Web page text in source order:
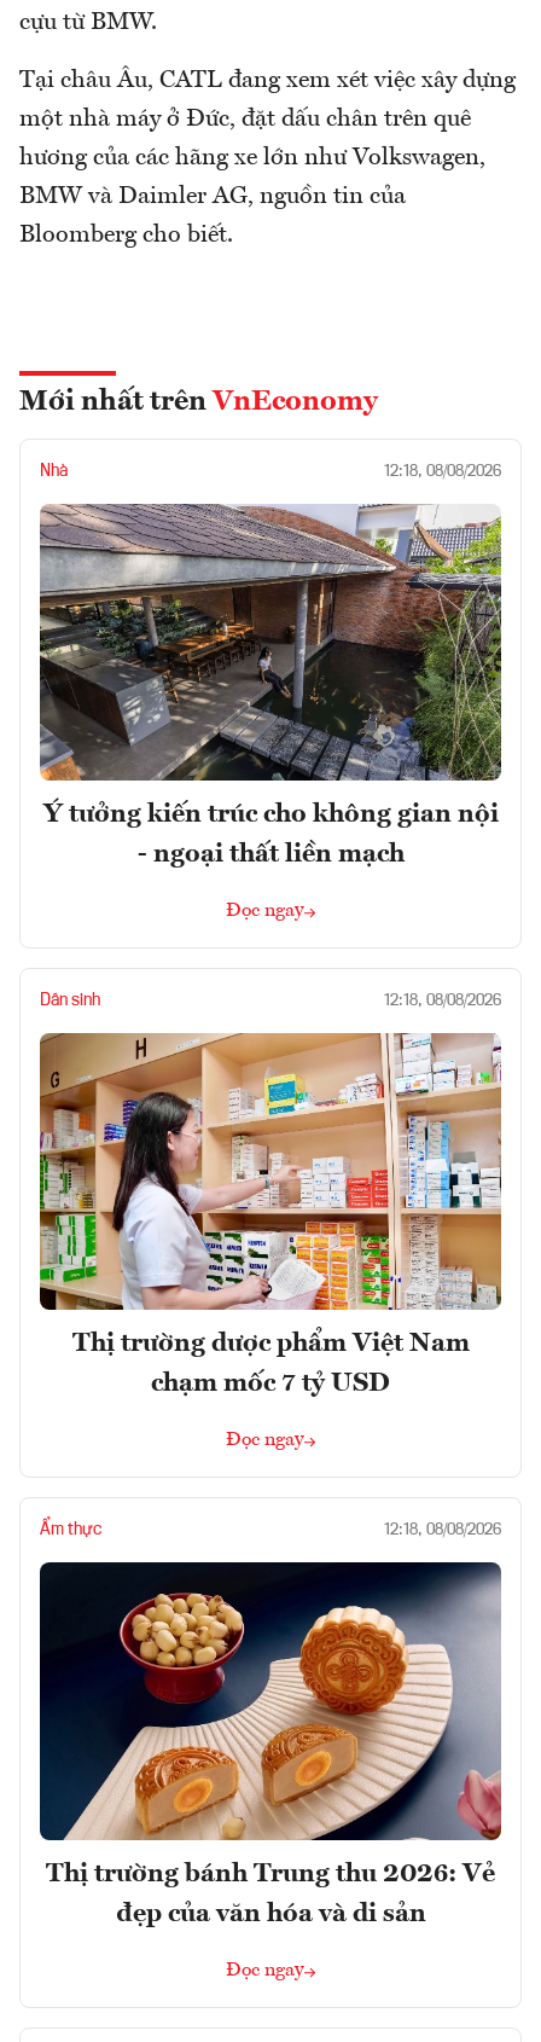
cựu từ BMW.
Tại châu Âu, CATL đang xem xét việc xây dựng
một nhà máy ở Đức, đặt dấu chân trên quê
hương của các hãng xe lớn như Volkswagen,
BMW và Daimler AG, nguồn tin của
Bloomberg cho biết.
Mới nhất trên VnEconomy
Nhà 12:18, 08/08/2026
Ý tưởng kiến trúc cho không gian nội
- ngoại thất liền mạch
Đọc ngay
Dân sinh 12:18, 08/08/2026
Thị trường dược phẩm Việt Nam
chạm mốc 7 tỷ USD
Đọc ngay
Ẩm thực 12:18, 08/08/2026
Thị trường bánh Trung thu 2026: Vẻ
đẹp của văn hóa và di sản
Đọc ngay